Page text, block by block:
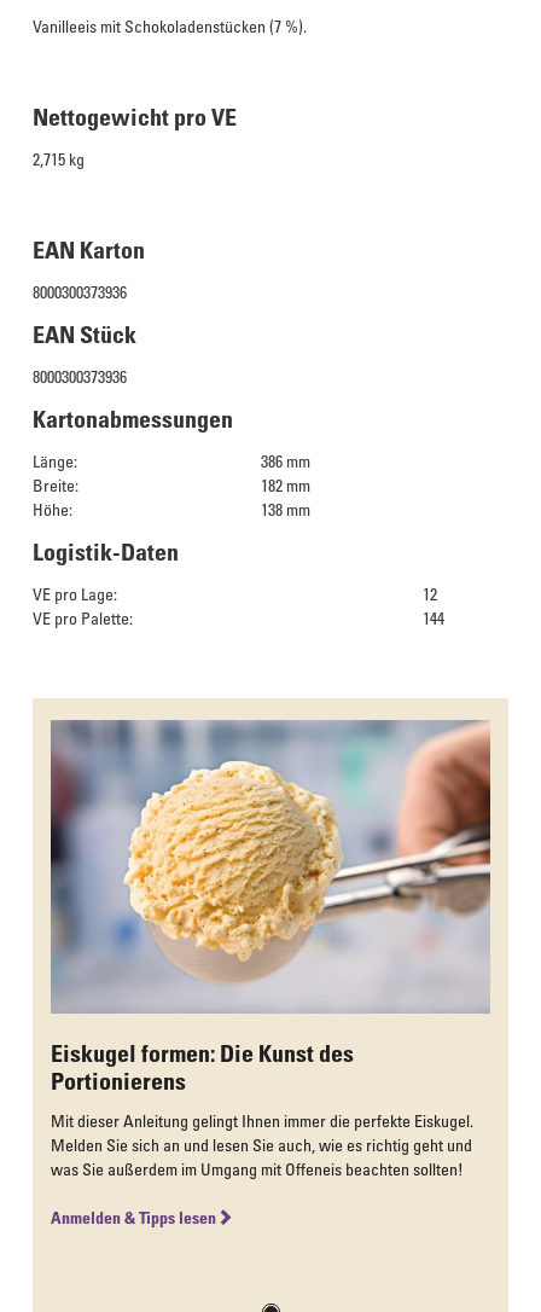
Vanilleeis mit Schokoladenstücken (7 %).
Nettogewicht pro VE
2,715 kg
EAN Karton
8000300373936
EAN Stück
8000300373936
Kartonabmessungen
Länge:
386 mm
Breite:
182 mm
Höhe:
138 mm
Logistik-Daten
VE pro Lage:
12
VE pro Palette:
144
Eiskugel formen: Die Kunst des
Portionierens
Mit dieser Anleitung gelingt Ihnen immer die perfekte Eiskugel.
Melden Sie sich an und lesen Sie auch, wie es richtig geht und
was Sie außerdem im Umgang mit Offeneis beachten sollten!
Anmelden & Tipps lesen